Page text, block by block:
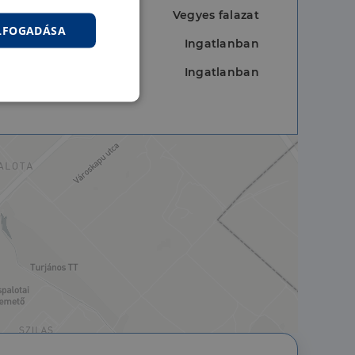
Vegyes falazat
Ingatlanban
Ingatlanban
és a
való